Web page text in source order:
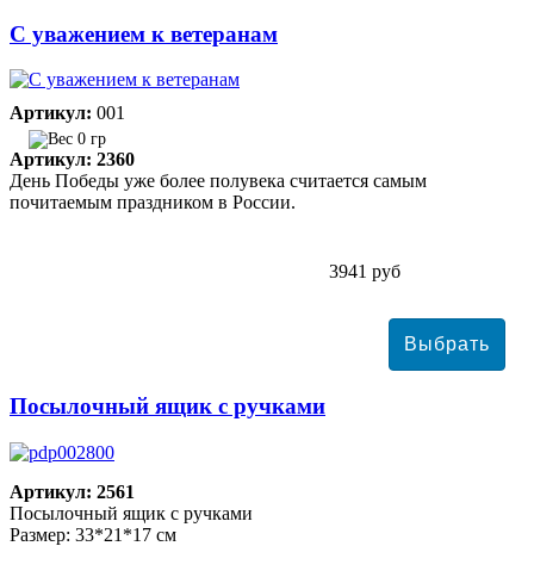
С уважением к ветеранам
Артикул: 001
0 гр
Артикул: 2360
День Победы уже более полувека считается самым
почитаемым праздником в России.
3941 руб
Посылочный ящик с ручками
Артикул: 2561
Посылочный ящик с ручками
Размер: 33*21*17 см